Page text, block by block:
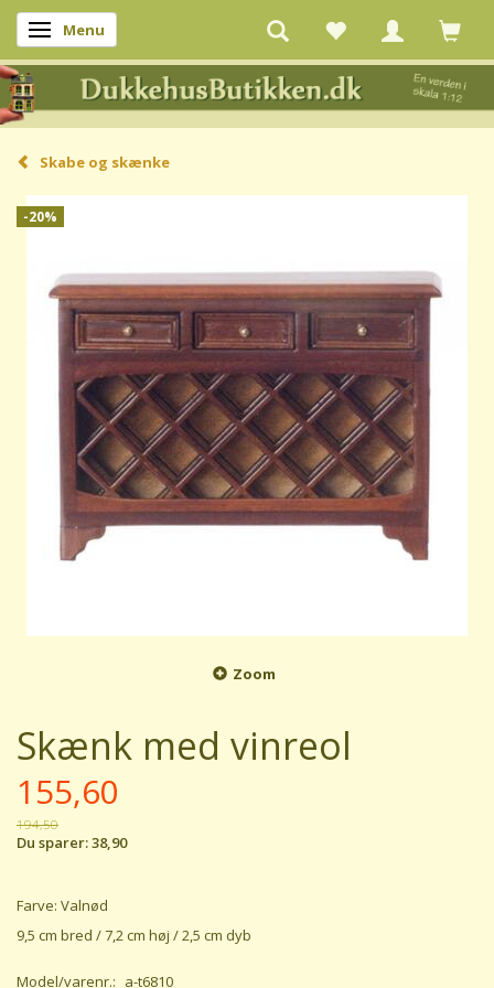
Skifte navigation
Menu
Skabe og skænke
-20%
Zoom
Skænk med vinreol
155,60
194,50
Du sparer:38,90
Farve: Valnød
9,5 cm bred / 7,2 cm høj / 2,5 cm dyb
Model/varenr.: a-t6810